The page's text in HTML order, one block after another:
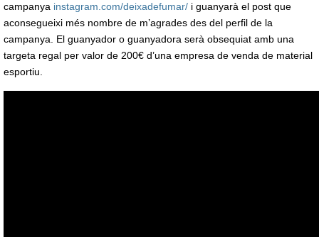
campanya instagram.com/deixadefumar/ i guanyarà el post que
aconsegueixi més nombre de m’agrades des del perfil de la
campanya. El guanyador o guanyadora serà obsequiat amb una
targeta regal per valor de 200€ d’una empresa de venda de material
esportiu.